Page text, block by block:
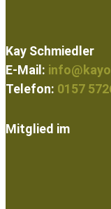
Kay Schmiedler
E-Mail:
Telefon: 0157
Mitglied im